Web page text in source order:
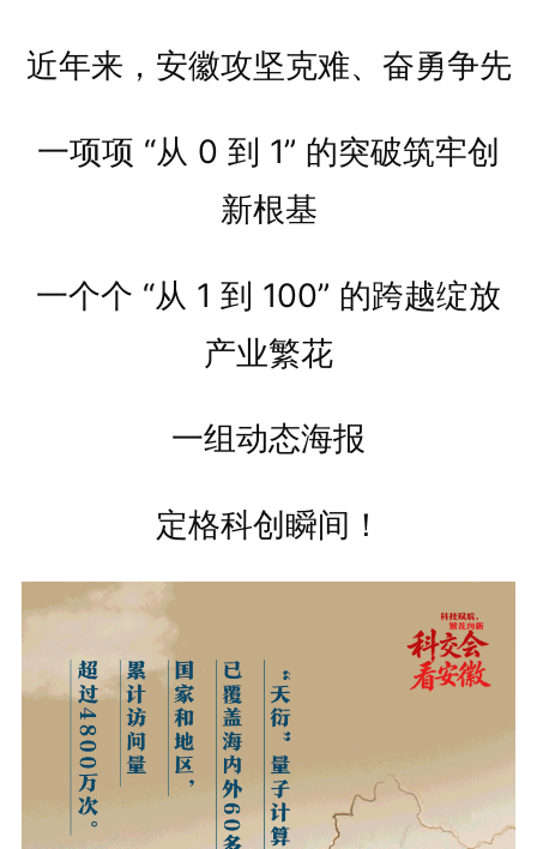
近年来，安徽攻坚克难、奋勇争先
一项项 “从 0 到 1” 的突破筑牢创
新根基
一个个 “从 1 到 100” 的跨越绽放
产业繁花
一组动态海报
定格科创瞬间！